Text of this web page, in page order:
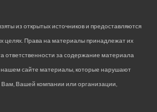
из открытых источников и предоставляются
целях. Права на материалы принадлежат их
ответственности за содержание материала
сайте материалы, которые нарушают
Вашей компании или организации,